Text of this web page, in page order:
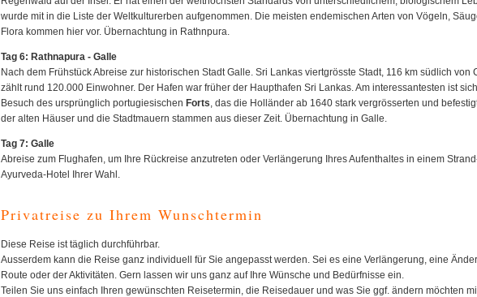
wurde mit in die Liste der Weltkulturerben aufgenommen. Die meisten endemischen Arten von Vögeln,
Flora kommen hier vor. Übernachtung in Rathnpura.
Tag 6: Rathnapura - Galle
Nach dem Frühstück Abreise zur historischen Stadt Galle. Sri Lankas viertgrösste Stadt, 116 km südlich von
zählt rund 120.000 Einwohner. Der Hafen war früher der Haupthafen Sri Lankas. Am interessantesten ist
Besuch des ursprünglich portugiesischen Forts, das die Holländer ab 1640 stark vergrösserten und
der alten Häuser und die Stadtmauern stammen aus dieser Zeit. Übernachtung in Galle.
Tag 7: Galle
Abreise zum Flughafen, um Ihre Rückreise anzutreten oder Verlängerung Ihres Aufenthaltes in einem
Ayurveda-Hotel Ihrer Wahl.
Privatreise zu Ihrem Wunschtermin
Diese Reise ist täglich durchführbar.
Ausserdem kann die Reise ganz individuell für Sie angepasst werden. Sei es eine Verlängerung, eine
Route oder der Aktivitäten. Gern lassen wir uns ganz auf Ihre Wünsche und Bedürfnisse ein.
Teilen Sie uns einfach Ihren gewünschten Reisetermin, die Reisedauer und was Sie ggf. ändern möchten